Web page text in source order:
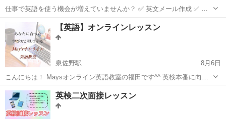
仕事で英語を使う機会が増えていませんか？ ✅ 英文メール作成 ✅ オ
ンライン会議・プレゼンテーション ✅ 電話対応・接客英語 ✅ 面接・
転職対策 ✅ TOEIC・ビジネス英語対策 一人ひとりのお仕事や...
東大阪市 ビジネス英語
【英語】オンラインレッスン
泉佐野駅
8月6日
こんにちは！ Maysオンライン英語教室の福田です^^ 英検本番に向け
て頑張ってる方、 受験生の皆様、 ＼大歓迎です！／ 無料体験レッス
ン実施中！ ※塾代助成対象教室ですので、...
大阪 泉佐野市 泉佐野駅
英検二次面接レッスン